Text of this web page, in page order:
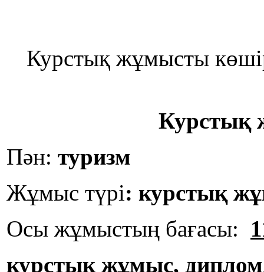
Курстық жұмысты
Курстық
Пән: туризм
Жұмыс түрі: курстық
Осы жұмыстың бағасы:
курстық жұмыс,